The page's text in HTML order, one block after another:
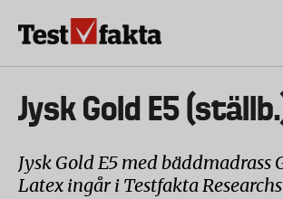
Huvudmeny
ny
LIVSMEDEL
Jysk Gold E5
Jysk Gold E5 med bäddmadrass
Latex ingår i Testfakta